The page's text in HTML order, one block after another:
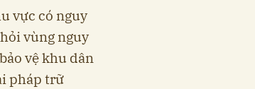
vực có nguy
vùng nguy
vệ khu dân
pháp trữ